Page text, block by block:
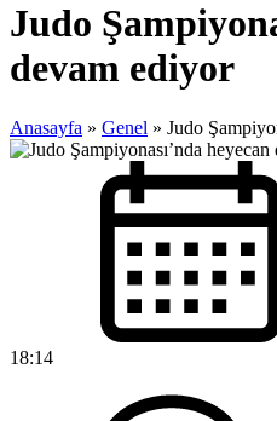
Judo
devam ediyor
Anasayfa » Genel » Judo
18:14